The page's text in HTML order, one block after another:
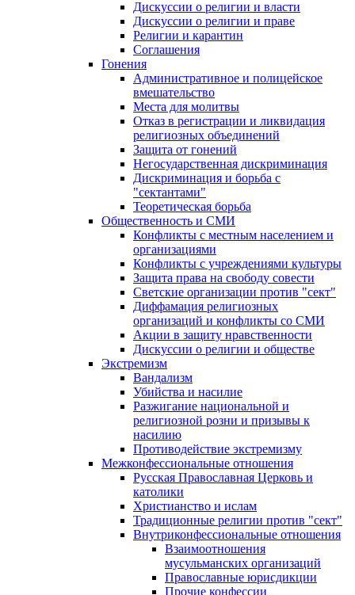
Дискуссии о религии и власти
Дискуссии о религии и праве
Религии и карантин
Соглашения
Гонения
Административное и полицейское
вмешательство
Места для молитвы
Отказ в регистрации и ликвидация
религиозных объединений
Защита от гонений
Негосударственная дискриминация
Дискриминация и борьба с
"сектантами"
Теоретическая борьба
Общественность и СМИ
Конфликты с местным населением и
организациями
Конфликты с учреждениями культуры
Защита права на свободу совести
Светские организации против "сект"
Диффамация религиозных
организаций и конфликты со СМИ
Акции в защиту нравственности
Дискуссии о религии и обществе
Экстремизм
Вандализм
Убийства и насилие
Разжигание национальной и
религиозной розни и призывы к
насилию
Противодействие экстремизму
Межконфессиональные отношения
Русская Православная Церковь и
католики
Христианство и ислам
Традиционные религии против "сект"
Внутриконфессиональные отношения
Взаимоотношения
мусульманских организаций
Православные юрисдикции
Прочие конфессии